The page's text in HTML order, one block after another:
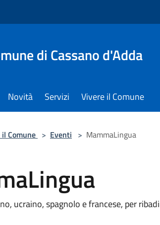
di Cassano d'Adda
Novità Servizi Vivere il Comune
Comune > Eventi > MammaLingua
ucraino, spagnolo e francese, per